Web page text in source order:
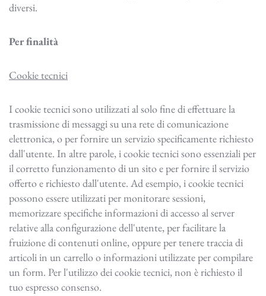
diversi.
Per finalità
Cookie tecnici
I cookie tecnici sono utilizzati al solo fine di effettuare la
trasmissione di messaggi su una rete di comunicazione
elettronica, o per fornire un servizio specificamente richiesto
dall'utente. In altre parole, i cookie tecnici sono essenziali per
il corretto funzionamento di un sito e per fornire il servizio
offerto e richiesto dall'utente. Ad esempio, i cookie tecnici
possono essere utilizzati per monitorare sessioni,
memorizzare specifiche informazioni di accesso al server
relative alla configurazione dell'utente, per facilitare la
fruizione di contenuti online, oppure per tenere traccia di
articoli in un carrello o informazioni utilizzate per compilare
un form. Per l'utilizzo dei cookie tecnici, non è richiesto il
tuo espresso consenso.